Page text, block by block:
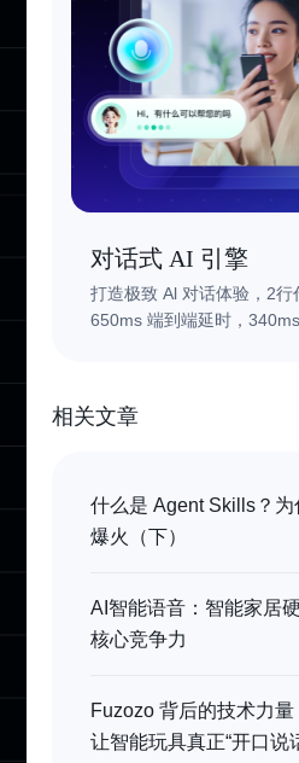
对话式 AI 引擎
打造极致 Al 对话体验，2行
650ms 端到端延时，
相关文章
什么是 Agent Skills？
爆火（下）
AI智能语音：智能家居
核心竞争力
Fuzozo 背后的技术力
让智能玩具真正“开口说